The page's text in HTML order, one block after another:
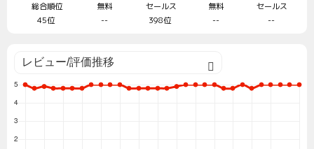
総合順位
45位
無料
--
セールス
398位
無料
--
セールス
--